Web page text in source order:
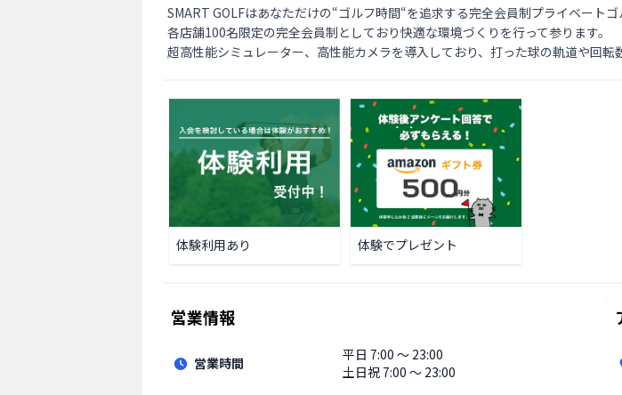
SMART GOLFはあなただけの“ゴルフ時間“を追求する完全会員制プライベートゴ
各店舗100名限定の完全会員制としており快適な環境づくりを行って参ります。
超高性能シミュレーター、高性能カメラを導入しており、打った球の軌道や回
体験利用あり 体験でプレゼント
営業情報
営業時間 平日 7:00 〜 23:00
土日祝 7:00 〜 23:00